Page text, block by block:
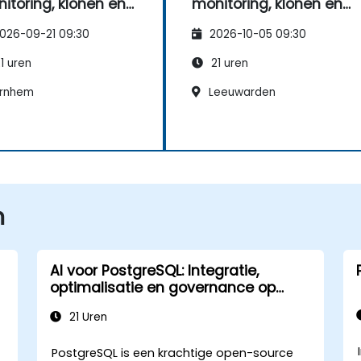
klonen en
09-21 09:30
uren
monitoring, klonen en
bewerkingen
2026-10-05 09:30
21 uren
Leeuwarden
AI voor PostgreSQL: Integratie,
optimalisatie en governance op
21 Uren
PostgreSQL is een krachtige open-source